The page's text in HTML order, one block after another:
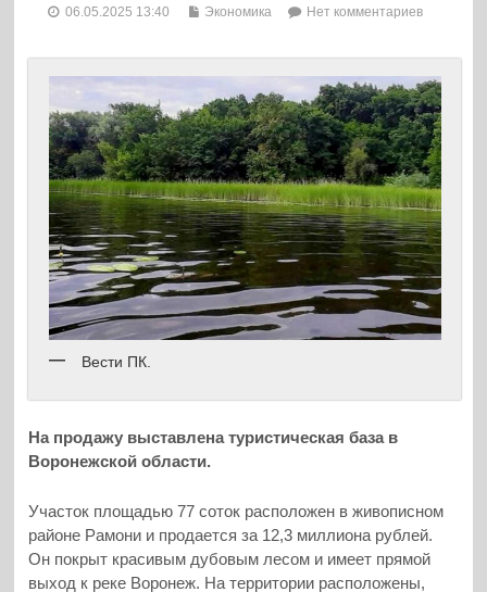
06.05.2025 13:40 Экономика Нет комментариев
Вести ПК.
На продажу выставлена туристическая база в
Воронежской области.
Участок площадью 77 соток расположен в живописном
районе Рамони и продается за 12,3 миллиона рублей.
Он покрыт красивым дубовым лесом и имеет прямой
выход к реке Воронеж. На территории расположены,